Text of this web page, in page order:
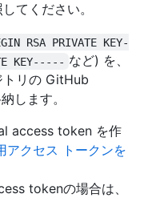
てください。
RSA PRIVATE KEY-
KEY----- など) を、
トリの GitHub
します。
access token を作
アクセス トークンを
tokenの場合は、